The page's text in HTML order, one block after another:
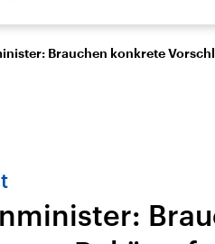
Wissen Kultur
Iran
Brauchen konkrete